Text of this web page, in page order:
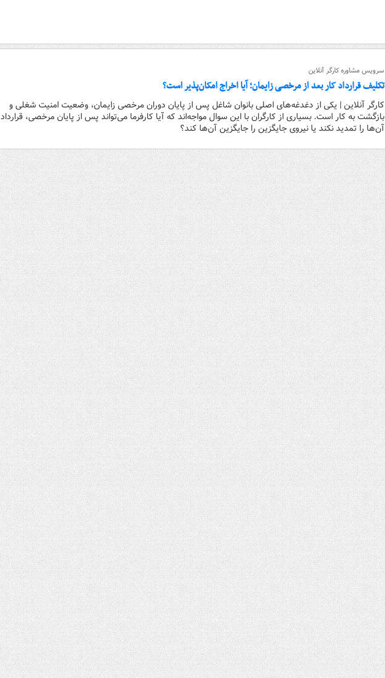
سرویس مشاوره کارگر آنلاین
تکلیف قرارداد کار بعد از مرخصی زایمان؛ آیا اخراج امکان‌پذیر است؟
کارگر آنلاین | یکی از دغدغه‌های اصلی بانوان شاغل پس از پایان دوران مرخصی زایمان، وضعیت امنیت شغلی و
بازگشت به کار است. بسیاری از کارگران با این سوال مواجه‌اند که آیا کارفرما می‌تواند پس از پایان مرخصی، قرارداد
آن‌ها را تمدید نکند یا نیروی جایگزین را جایگزین آن‌ها کند؟